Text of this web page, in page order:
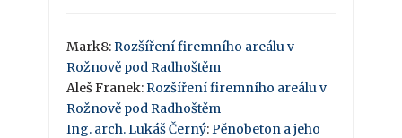
Mark8: Rozšíření firemního areálu v
Rožnově pod Radhoštěm
Aleš Franek: Rozšíření firemního areálu v
Rožnově pod Radhoštěm
Ing. arch. Lukáš Černý: Pěnobeton a jeho